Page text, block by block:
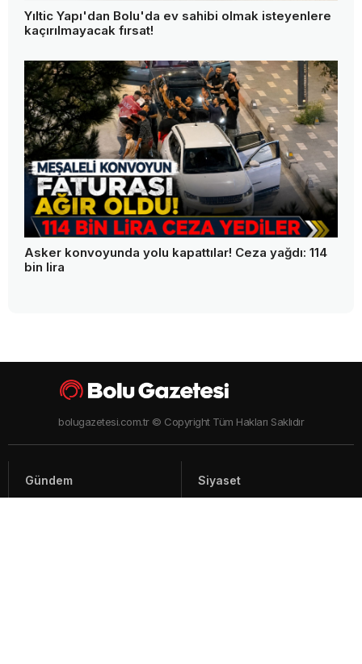
Yıltic Yapı'dan Bolu'da ev sahibi olmak isteyenlere
kaçırılmayacak fırsat!
Asker konvoyunda yolu kapattılar! Ceza yağdı: 114
bin lira
bolugazetesi.com.tr © Copyright Tüm Hakları Saklıdır
Gündem Siyaset